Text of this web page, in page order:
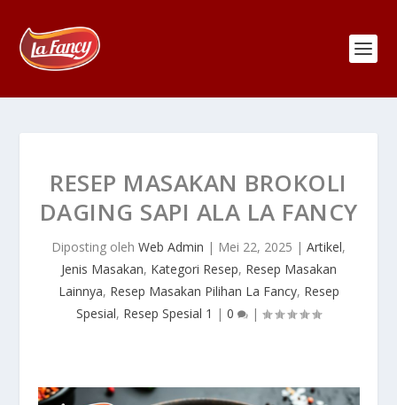
RESEP MASAKAN BROKOLI
DAGING SAPI ALA LA FANCY
Diposting oleh Web Admin | Mei 22, 2025 | Artikel,
Jenis Masakan, Kategori Resep, Resep Masakan
Lainnya, Resep Masakan Pilihan La Fancy, Resep
Spesial, Resep Spesial 1 | 0 |